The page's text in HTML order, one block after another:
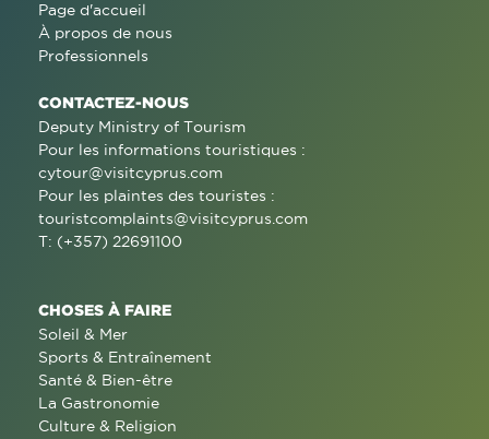
Page d'accueil
À propos de nous
Professionnels
CONTACTEZ-NOUS
Deputy Ministry of Tourism
Pour les informations touristiques :
cytour@visitcyprus.com
Pour les plaintes des touristes :
touristcomplaints@visitcyprus.com
T: (+357) 22691100
CHOSES À FAIRE
Soleil & Mer
Sports & Entraînement
Santé & Bien-être
La Gastronomie
Culture & Religion